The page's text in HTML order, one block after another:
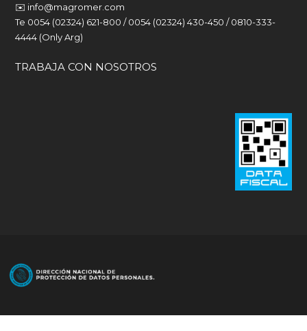
✉️ info@magromer.com
Te 0054 (02324) 621-800 / 0054 (02324) 430-450 / 0810-333-
4444 (Only Arg)
TRABAJA CON NOSOTROS